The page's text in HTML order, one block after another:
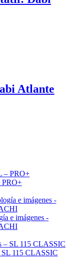
Atlante
PRO+
e imágenes -
SL 115 CLASSIC